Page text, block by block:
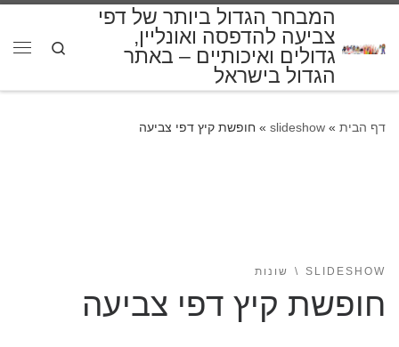
המבחר הגדול ביותר של דפי
צביעה להדפסה ואונליין,
גדולים ואיכותיים – באתר
הגדול בישראל
Search
דף הבית »
slideshow
» חופשת קיץ דפי צביעה
SLIDESHOW שונות
חופשת קיץ דפי צביעה